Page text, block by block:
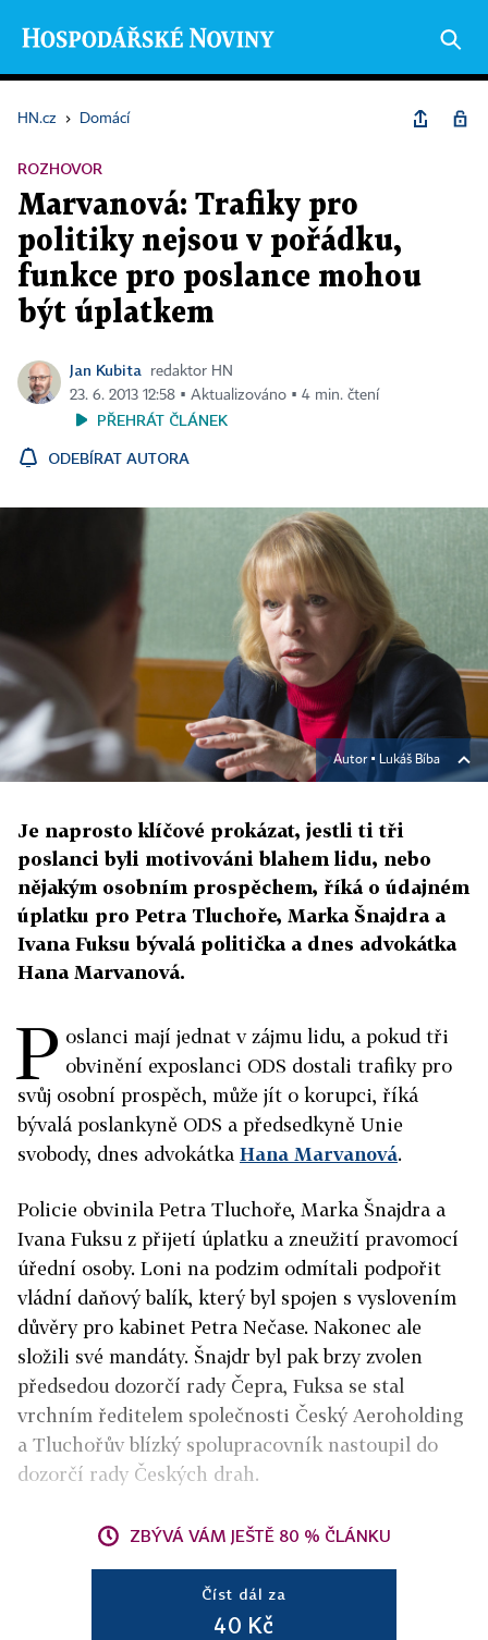
HN.cz › Domácí
ROZHOVOR
Marvanová: Trafiky pro
politiky nejsou v pořádku,
funkce pro poslance mohou
být úplatkem
Jan Kubita
redaktor HN
23. 6. 2013 12:58 ▪ Aktualizováno ▪ 4 min. čtení
PŘEHRÁT ČLÁNEK
ODEBÍRAT AUTORA
Autor ▪ Lukáš Bíba
Je naprosto klíčové prokázat, jestli ti tři
poslanci byli motivováni blahem lidu, nebo
nějakým osobním prospěchem, říká o údajném
úplatku pro Petra Tluchoře, Marka Šnajdra a
Ivana Fuksu bývalá politička a dnes advokátka
Hana Marvanová.
P oslanci mají jednat v zájmu lidu, a pokud tři
obvinění exposlanci ODS dostali trafiky pro
svůj osobní prospěch, může jít o korupci, říká
bývalá poslankyně ODS a předsedkyně Unie
svobody, dnes advokátka Hana Marvanová.
Policie obvinila Petra Tluchoře, Marka Šnajdra a
Ivana Fuksu z přijetí úplatku a zneužití pravomocí
úřední osoby. Loni na podzim odmítali podpořit
vládní daňový balík, který byl spojen s vyslovením
důvěry pro kabinet Petra Nečase. Nakonec ale
složili své mandáty. Šnajdr byl pak brzy zvolen
předsedou dozorčí rady Čepra, Fuksa se stal
vrchním ředitelem společnosti Český Aeroholding
a Tluchořův blízký spolupracovník nastoupil do
dozorčí rady Českých drah.
ZBÝVÁ VÁM JEŠTĚ 80 % ČLÁNKU
Číst dál za
40 Kč